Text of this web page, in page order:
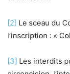
[2] Le sceau du
l’inscription : «
[3] Les interdits